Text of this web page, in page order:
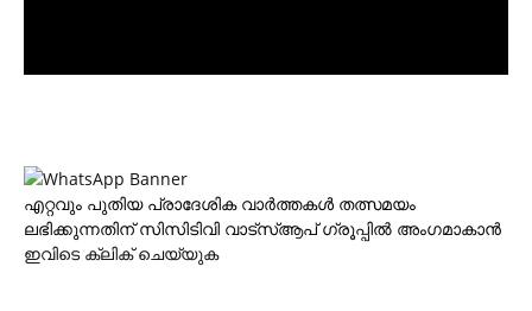
എറ്റവും പുതിയ പ്രാദേശിക വാര്‍ത്തകള്‍ തത്സമയം
ലഭിക്കുന്നതിന് സിസിടിവി വാട്‌സ്ആപ് ഗ്രൂപ്പില്‍ അംഗമാകാന്‍
ഇവിടെ ക്ലിക് ചെയ്യുക